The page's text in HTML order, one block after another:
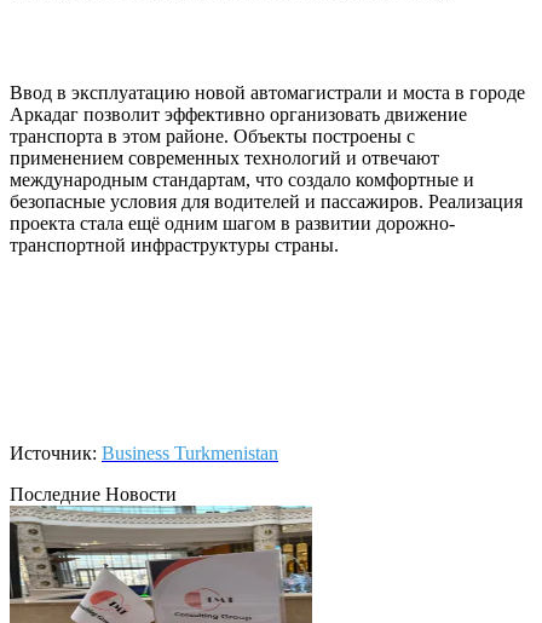
Ввод в эксплуатацию новой автомагистрали и моста в городе
Аркадаг позволит эффективно организовать движение
транспорта в этом районе. Объекты построены с
применением современных технологий и отвечают
международным стандартам, что создало комфортные и
безопасные условия для водителей и пассажиров. Реализация
проекта стала ещё одним шагом в развитии дорожно-
транспортной инфраструктуры страны.
Источник: Business Turkmenistan
Последние Новости